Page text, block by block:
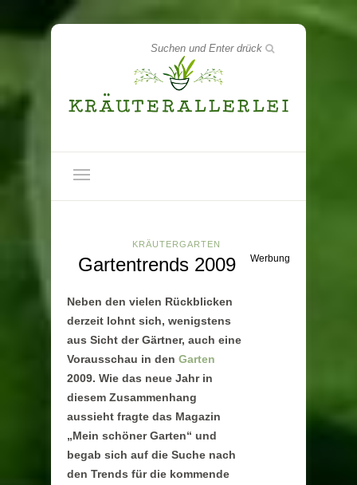
KRÄUTERGARTEN
Gartentrends 2009 Werbung
Neben den vielen Rückblicken
derzeit lohnt sich, wenigstens
aus Sicht der Gärtner, auch eine
Vorausschau in den Garten
2009. Wie das neue Jahr in
diesem Zusammenhang
aussieht fragte das Magazin
„Mein schöner Garten“ und
begab sich auf die Suche nach
den Trends für die kommende